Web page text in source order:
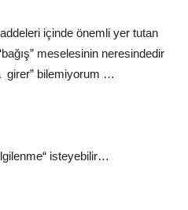
içinde önemli yer tutan
meselesinin neresindedir
girer” bilemiyorum …
isteyebilir…